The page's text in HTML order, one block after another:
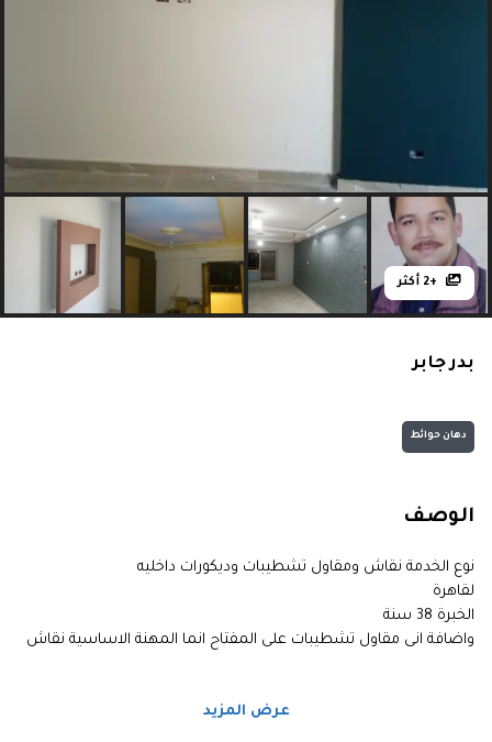
+2 أكثر
بدر جابر
دهان حوائط
الوصف
نوع الخدمة نقاش ومقاول تشطيبات وديكورات داخليه
لقاهرة
الخبرة 38 سنة
واضافة انى مقاول تشطيبات على المفتاح انما المهنة الاساسية نقاش
عرض المزيد